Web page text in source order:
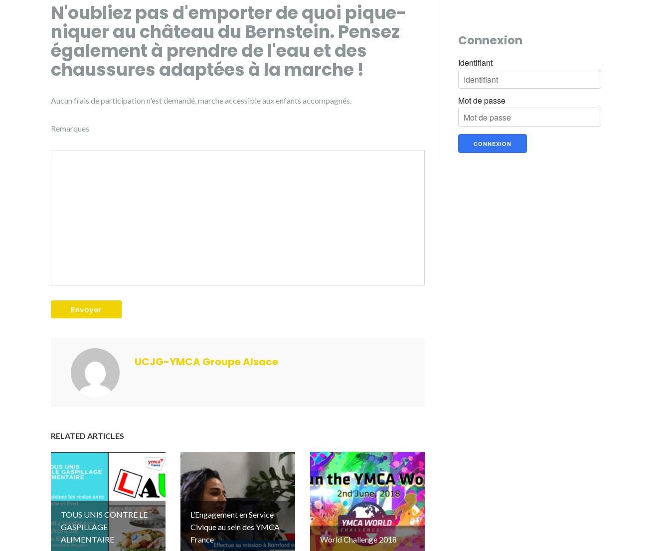
N'oubliez pas d'emporter de quoi pique-
niquer au château du Bernstein. Pensez
également à prendre de l'eau et des
chaussures adaptées à la marche !
Aucun frais de participation n'est demandé, marche accessible aux enfants accompagnés.
Remarques
UCJG-YMCA Groupe Alsace
RELATED ARTICLES
TOUS UNIS CONTRE LE
GASPILLAGE
ALIMENTAIRE
L’Engagement en Service
Civique au sein des YMCA
France
World Challenge 2018
Connexion
Identifiant
Mot de passe